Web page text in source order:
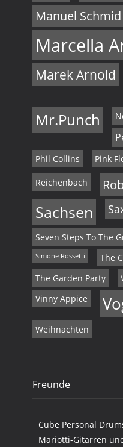
Manuel Schmid
Marcella
Marek Arnold
Mr.Punch
Phil Collins Pink
Reichenbach
Sachsen
Seven Steps To The
Simone Rossetti
The
The Garden Party
Vinny Appice
Weihnachten
Freunde
Cube Personal
Mariotti-Gitarren